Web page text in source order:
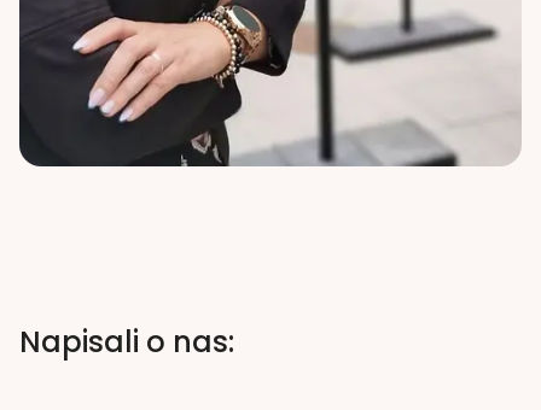
Napisali o nas: